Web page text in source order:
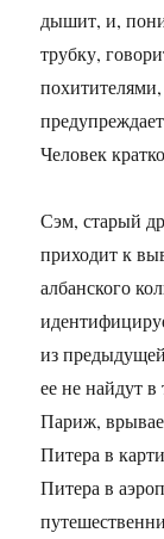
дышит, и,
трубку,
Человек
Сэм, старый
приходит к
албанского
из
ее не найдут в
Париж,
Питера в
Питера в